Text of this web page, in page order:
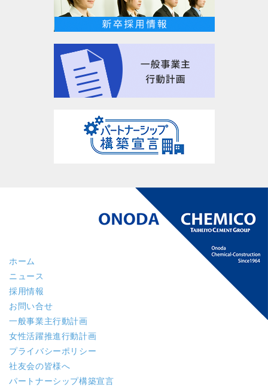
ホーム
ニュース
採用情報
お問い合せ
一般事業主行動計画
女性活躍推進行動計画
プライバシーポリシー
社友会の皆様へ
パートナーシップ構築宣言